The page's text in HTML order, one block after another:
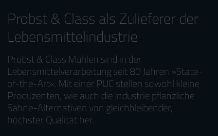
Probst & Class als Zulieferer der
Lebensmittelindustrie
Probst & Class Mühlen sind in der
Lebensmittelverarbeitung seit 80 Jahren »State-
of-the-Art«. Mit einer PUC stellen sowohl kleine
Produzenten, wie auch die Industrie pflanzliche
Sahne-Alternativen von gleichbleibender,
höchster Qualität her.